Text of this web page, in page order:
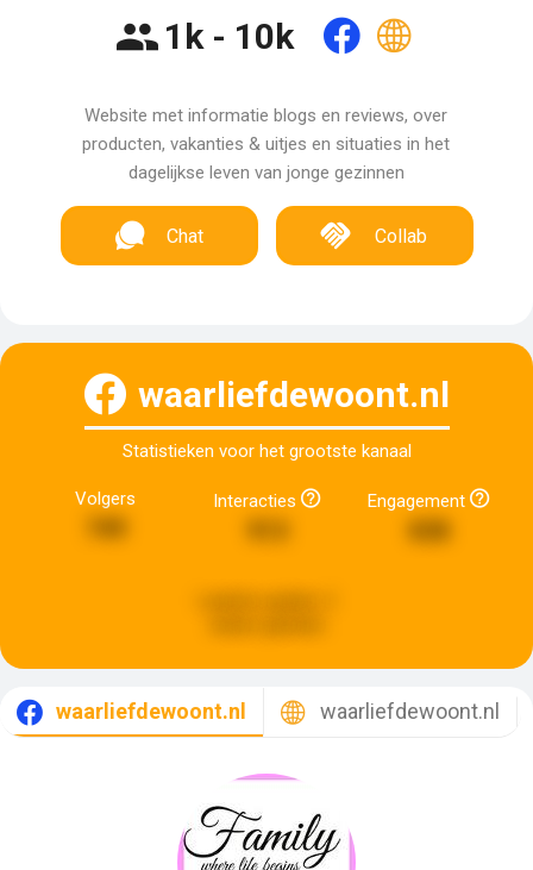
1k - 10k
Website met informatie blogs en reviews, over
producten, vakanties & uitjes en situaties in het
dagelijkse leven van jonge gezinnen
Chat Collab
waarliefdewoont.nl
Statistieken voor het grootste kanaal
Volgers Interacties Engagement
838
waarliefdewoont.nl waarliefdewoont.nl